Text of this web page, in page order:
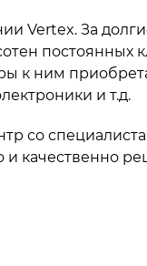
Vertex. За
постоянных
к ним
и т.д.
со
и качественно